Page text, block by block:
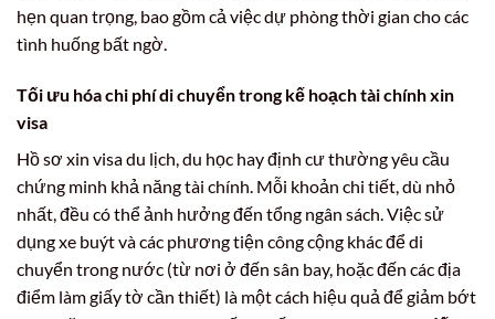
hẹn quan trọng, bao gồm cả việc dự phòng thời gian cho các
tình huống bất ngờ.
Tối ưu hóa chi phí di chuyển trong kế hoạch tài chính xin
visa
Hồ sơ xin visa du lịch, du học hay định cư thường yêu cầu
chứng minh khả năng tài chính. Mỗi khoản chi tiết, dù nhỏ
nhất, đều có thể ảnh hưởng đến tổng ngân sách. Việc sử
dụng xe buýt và các phương tiện công cộng khác để di
chuyển trong nước (từ nơi ở đến sân bay, hoặc đến các địa
điểm làm giấy tờ cần thiết) là một cách hiệu quả để giảm bớt